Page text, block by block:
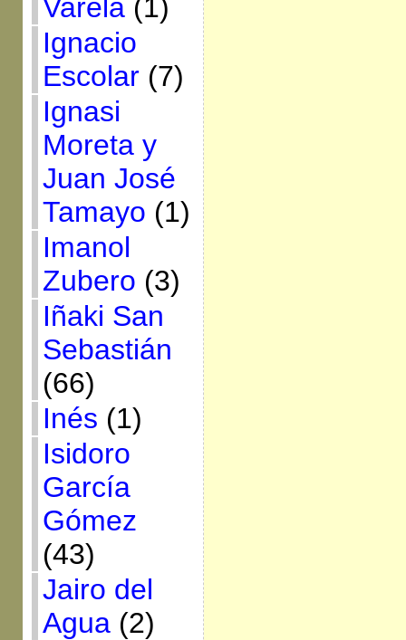
Varela(1)
Ignacio
Escolar(7)
Ignasi
Moreta y
Juan José
Tamayo (1)
Imanol
Zubero (3)
Iñaki San
Sebastián
(66)
Inés (1)
Isidoro
García
Gómez
(43)
Jairo del
Agua(2)